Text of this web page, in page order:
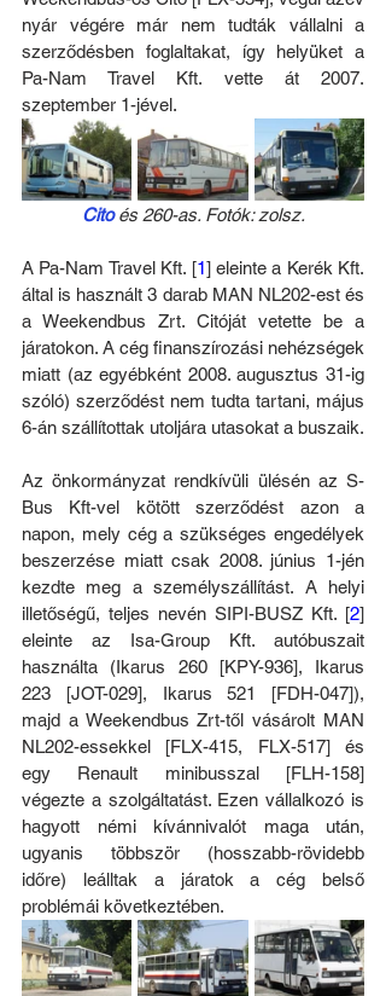
nyár végére már nem tudták vállalni a
szerződésben foglaltakat, így helyüket a
Pa-Nam Travel Kft. vette át 2007.
szeptember 1-jével.
Cito és 260-as. Fotók: zolsz.
A Pa-Nam Travel Kft. [1] eleinte a Kerék Kft.
által is használt 3 darab MAN NL202-est és
a Weekendbus Zrt. Citóját vetette be a
járatokon. A cég finanszírozási nehézségek
miatt (az egyébként 2008. augusztus 31-ig
szóló) szerződést nem tudta tartani, május
6-án szállítottak utoljára utasokat a buszaik.
Az önkormányzat rendkívüli ülésén az S-
Bus Kft-vel kötött szerződést azon a
napon, mely cég a szükséges engedélyek
beszerzése miatt csak 2008. június 1-jén
kezdte meg a személyszállítást. A helyi
illetőségű, teljes nevén SIPI-BUSZ Kft. [2]
eleinte az Isa-Group Kft. autóbuszait
használta (Ikarus 260 [KPY-936], Ikarus
223 [JOT-029], Ikarus 521 [FDH-047]),
majd a Weekendbus Zrt-től vásárolt MAN
NL202-essekkel [FLX-415, FLX-517] és
egy Renault minibusszal [FLH-158]
végezte a szolgáltatást. Ezen vállalkozó is
hagyott némi kívánnivalót maga után,
ugyanis többször (hosszabb-rövidebb
időre) leálltak a járatok a cég belső
problémái következtében.